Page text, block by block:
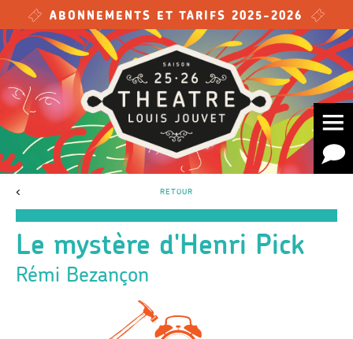
Skip to main content
ABONNEMENTS ET TARIFS 2025-2026
< RETOUR
Le mystère d'Henri Pick
Rémi Bezançon